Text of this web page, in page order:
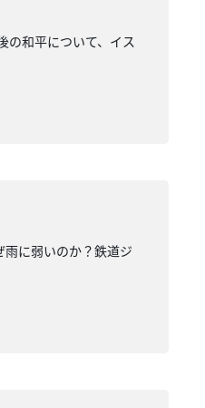
の和平について、イス
に弱いのか？鉄道ジ